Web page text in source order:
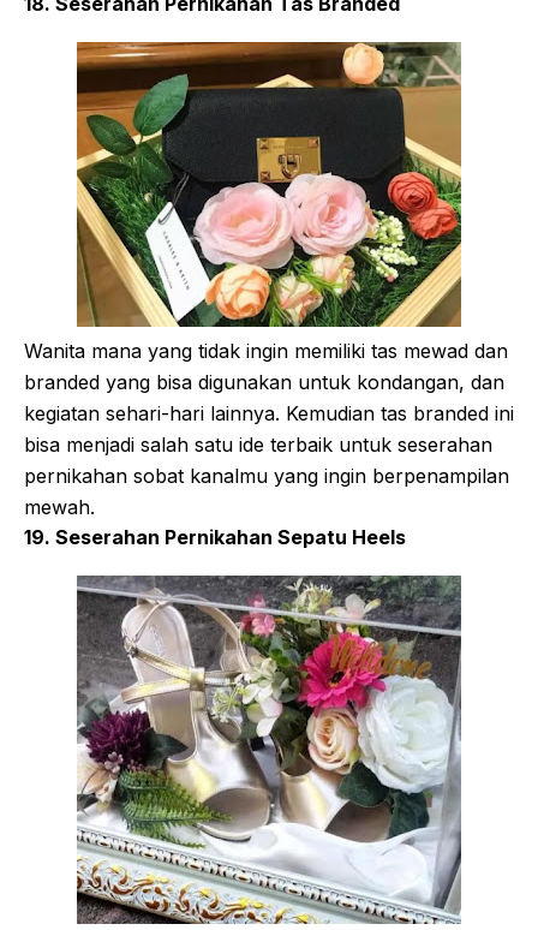
Wanita mana yang tidak ingin memiliki tas mewad dan
branded yang bisa digunakan untuk kondangan, dan
kegiatan sehari-hari lainnya. Kemudian tas branded ini
bisa menjadi salah satu ide terbaik untuk seserahan
pernikahan sobat kanalmu yang ingin berpenampilan
mewah.
19. Seserahan Pernikahan Sepatu Heels